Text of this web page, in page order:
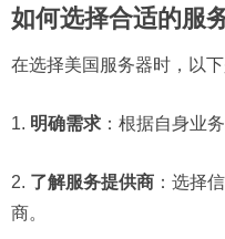
如何选择合适的服
在选择美国服务器时，以
1. 明确需求 ：根据自身业
2. 了解服务提供商 ：选择
商。